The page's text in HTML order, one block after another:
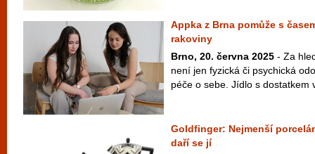
Appka z Brna pomůže s
rakoviny
Brno, 20. června 2025 - Za
není jen fyzická či psychická
péče o sebe. Jídlo s dostatkem
Goldfinger: Nejmenší
daří se jí